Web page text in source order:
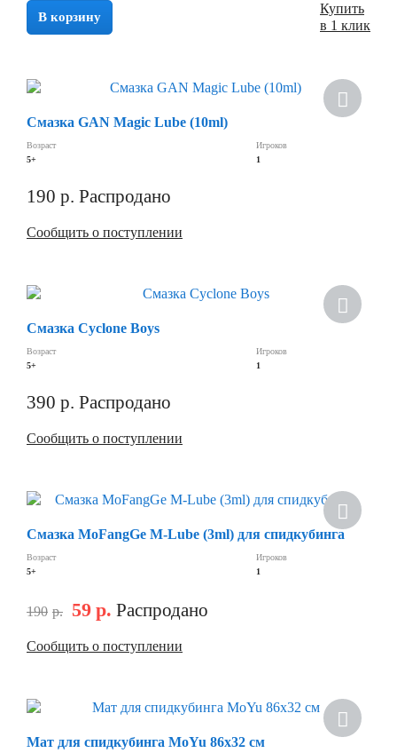
В корзину
Купить
в 1 клик
Смазка GAN Magic Lube (10ml)
Возраст
5+
Игроков
1
190 р. Распродано
Сообщить о поступлении
Смазка Cyclone Boys
Возраст
5+
Игроков
1
390 р. Распродано
Сообщить о поступлении
Смазка MoFangGe M-Lube (3ml) для спидкубинга
Возраст
5+
Игроков
1
190 р. 59 р. Распродано
Сообщить о поступлении
Мат для спидкубинга MoYu 86х32 см